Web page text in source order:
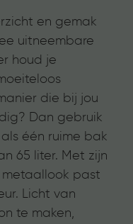
en gemak
uitneembare
houd je
die bij jou
Dan gebruik
één ruime bak
65 liter. Met zijn
past
Licht van
te maken,